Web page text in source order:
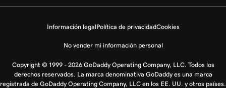
Información legalPolítica de privacidadCookies
No vender mi información personal
Copyright © 1999 - 2026 GoDaddy Operating Company, LLC. Todos los
derechos reservados. La marca denominativa GoDaddy es una marca
registrada de GoDaddy Operating Company, LLC en los EE. UU. y otros países.